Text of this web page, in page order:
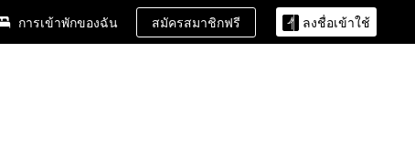
การเข้าพักของฉัน สมัครสมาชิกฟรี ลงชื่อเข้าใช้